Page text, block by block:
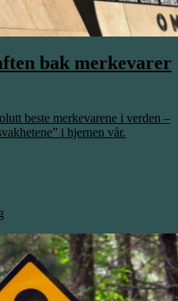
bak merkevarer
beste merkevarene i verden –
i hjernen vår.